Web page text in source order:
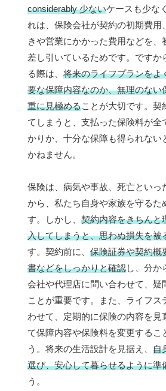
considerably 少ないケースも少な
れは、保険会社が契約の初期費用
きや営業にかかった費用などを、
差し引いているためです。ですか
る際は、 将来のライフプランをよ
要な保障内容なのか、無理のない
重に見極めることが大切です。契
てしまうと、支払った保険料が全
かりか、十分な保障も得られない
かねません。
保険は、病気や事故、死亡といっ
から、私たち自身や家族を守るた
す。しかし、 契約内容をきちんと
入してしまうと、思わぬ損失を被
す。契約前に、 保険証券や契約概
書などをしっかりと確認し、分か
会社や代理店に問い合わせて、疑
ことが重要です。また、ライフス
わせて、定期的に保険の内容を見
て保障内容や保険料を変更するこ
う。将来の生活設計を見据え、 自
選び、安心して暮らせるように準
う。